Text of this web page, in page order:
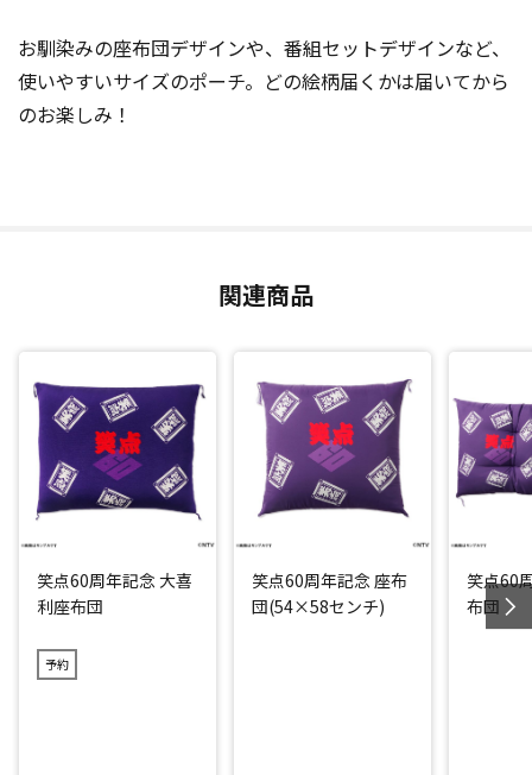
お馴染みの座布団デザインや、番組セットデザインなど、
使いやすいサイズのポーチ。どの絵柄届くかは届いてから
のお楽しみ！
関連商品
笑点60周年記念 大喜
利座布団
予約
笑点60周年記念 座布
団(54×58センチ)
笑点60
布団